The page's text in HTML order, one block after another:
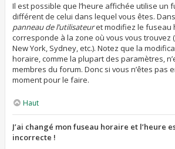
Il est possible que l’heure affichée utilise un
différent de celui dans lequel vous êtes.
panneau de l’utilisateuret modifiez le fuseau
corresponde à la zone où vous vous trouvez
New York, Sydney, etc.). Notez que la
horaire, comme la plupart des paramètres,
membres du forum. Donc si vous n’êtes pas
moment pour le faire.
Haut
J’ai changé mon fuseau horaire et l’heure
incorrecte !